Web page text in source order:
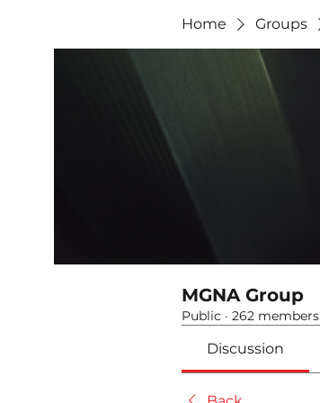
Home Groups
MGNA Group
Public · 262 members
Discussion